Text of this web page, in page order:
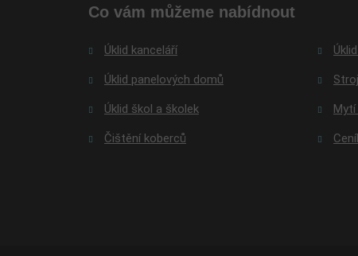
Co vám můžeme nabídnout
Úklid kanceláří
Úklid panelových domů
Úklid škol a školek
Čištění koberců
Mytí